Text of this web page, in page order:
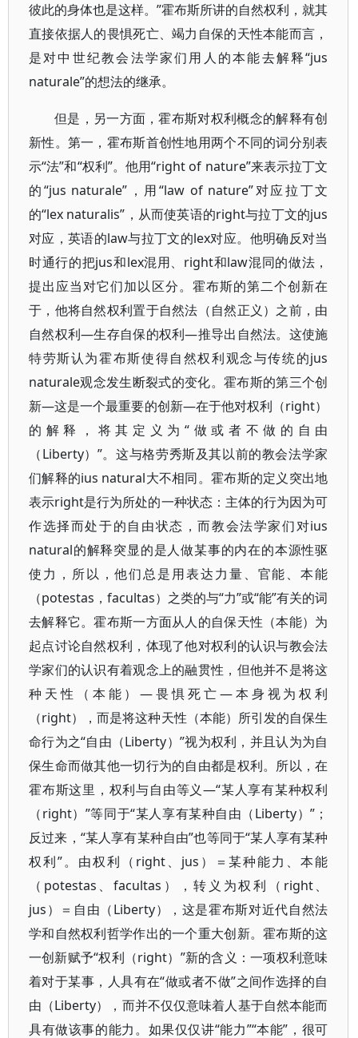
彼此的身体也是这样。”霍布斯所讲的自然权利，就其
直接依据人的畏惧死亡、竭力自保的天性本能而言，
是对中世纪教会法学家们用人的本能去解释“jus
naturale”的想法的继承。
但是，另一方面，霍布斯对权利概念的解释有创
新性。第一，霍布斯首创性地用两个不同的词分别表
示“法”和“权利”。他用“right of nature”来表示拉丁文
的“jus naturale”，用“law of nature”对应拉丁文
的“lex naturalis”，从而使英语的right与拉丁文的jus
对应，英语的law与拉丁文的lex对应。他明确反对当
时通行的把jus和lex混用、right和law混同的做法，
提出应当对它们加以区分。霍布斯的第二个创新在
于，他将自然权利置于自然法（自然正义）之前，由
自然权利—生存自保的权利—推导出自然法。这使施
特劳斯认为霍布斯使得自然权利观念与传统的jus
naturale观念发生断裂式的变化。霍布斯的第三个创
新—这是一个最重要的创新—在于他对权利（right）
的解释，将其定义为“做或者不做的自由
（Liberty）”。这与格劳秀斯及其以前的教会法学家
们解释的ius natural大不相同。霍布斯的定义突出地
表示right是行为所处的一种状态：主体的行为因为可
作选择而处于的自由状态，而教会法学家们对ius
natural的解释突显的是人做某事的内在的本源性驱
使力，所以，他们总是用表达力量、官能、本能
（potestas，facultas）之类的与“力”或“能”有关的词
去解释它。霍布斯一方面从人的自保天性（本能）为
起点讨论自然权利，体现了他对权利的认识与教会法
学家们的认识有着观念上的融贯性，但他并不是将这
种天性（本能）—畏惧死亡—本身视为权利
（right），而是将这种天性（本能）所引发的自保生
命行为之“自由（Liberty）”视为权利，并且认为为自
保生命而做其他一切行为的自由都是权利。所以，在
霍布斯这里，权利与自由等义—“某人享有某种权利
（right）”等同于“某人享有某种自由（Liberty）”；
反过来，“某人享有某种自由”也等同于“某人享有某种
权利”。由权利（right、jus）＝某种能力、本能
（potestas、facultas），转义为权利（right、
jus）＝自由（Liberty），这是霍布斯对近代自然法
学和自然权利哲学作出的一个重大创新。霍布斯的这
一创新赋予“权利（right）”新的含义：一项权利意味
着对于某事，人具有在“做或者不做”之间作选择的自
由（Liberty），而并不仅仅意味着人基于自然本能而
具有做该事的能力。如果仅仅讲“能力”“本能”，很可